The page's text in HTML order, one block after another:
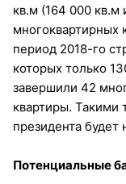
кв.м (164 000
многоквартирных
период 2018-го
которых только
завершили 42
квартиры. Такими
президента будет
Потенциальные